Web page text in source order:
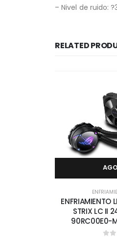
– Nivel de ruido:
RELATED
ENFRIAMIENTO
STRIX LC II
90RC00E0-